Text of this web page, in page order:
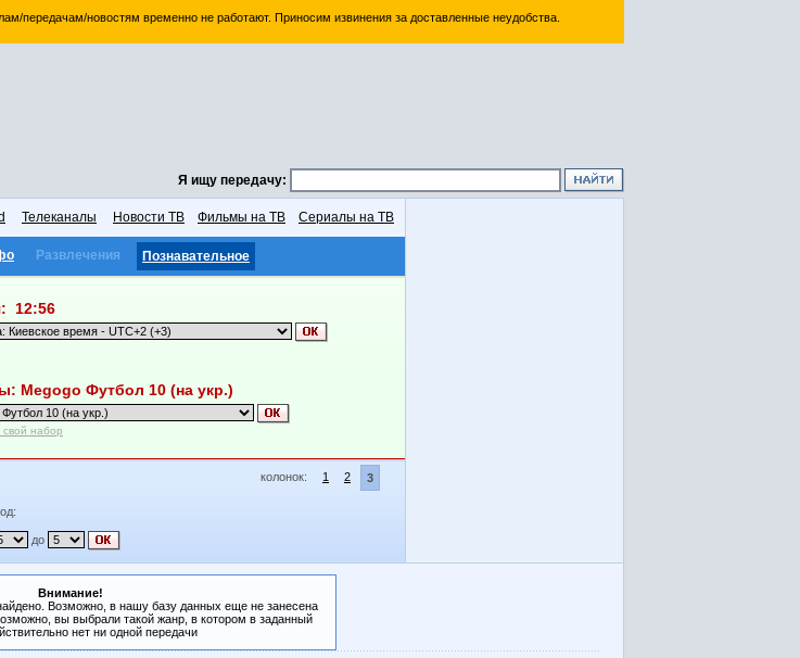
передачам/новостям временно не работают. Приносим извинения за доставленные неудобства.
Я ищу передачу:
Телеканалы Новости ТВ Фильмы на ТВ Сериалы на ТВ
Развлечения Познавательное
12:56
Megogo Футбол 10 (на укр.)
свой набор
колонок: 1 2 3
до
Внимание!
Возможно, в нашу базу данных еще не занесена
вы выбрали такой жанр, в котором в заданный
нет ни одной передачи